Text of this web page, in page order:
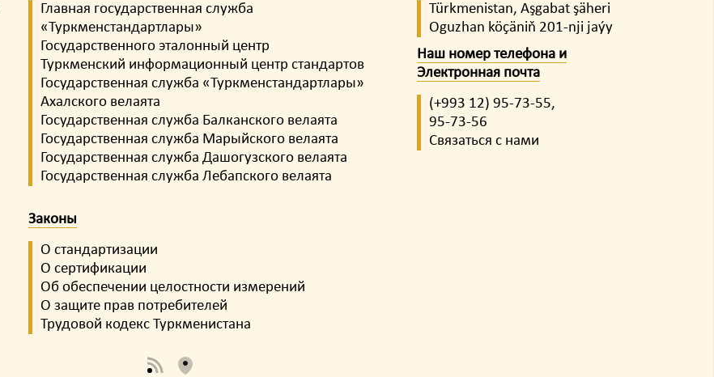
Главная государственная служба
«Туркменстандартлары»
Государственного эталонный центр
Туркменский информационный центр стандартов
Государственная служба «Туркменстандартлары»
Ахалского велаята
Государственная служба Балканского велаята
Государственная служба Марыйского велаята
Государственная служба Дашогузского велаята
Государственная служба Лебапского велаята
Законы
О стандартизации
О сертификации
Об обеспечении целостности измерений
О защите прав потребителей
Трудовой кодекс Туркменистана
Türkmenistan, Aşgabat şäheri
Oguzhan köçäniň 201-nji jaýy
Наш номер телефона и
Электронная почта
(+993 12) 95-73-55,
95-73-56
Связаться с нами